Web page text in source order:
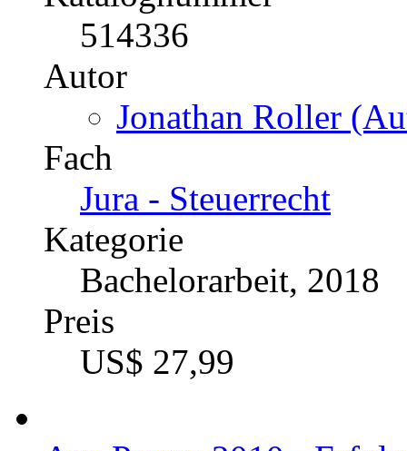
Katalognummer
514336
Autor
Fach
Jura - Steuerrecht
Kategorie
Bachelorarbeit, 2018
Preis